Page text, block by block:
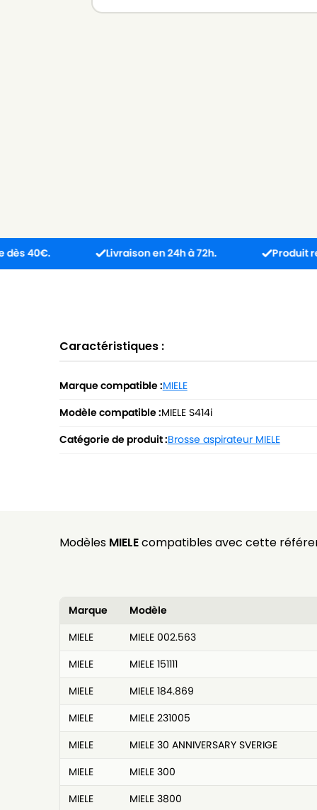
Livraison en 24h à 72h. Produit reçu
Caractéristiques :
Marque compatible :MIELE
Modèle compatible :MIELE S414i
Catégorie de produit :Brosse aspirateur MIELE
Modèles MIELEcompatibles avec cette
Marque
Modèle
MIELE
MIELE 002.563
MIELE
MIELE 151111
MIELE
MIELE 184.869
MIELE
MIELE 231005
MIELE
MIELE 30 ANNIVERSARY SVERIGE
MIELE
MIELE 300
MIELE
MIELE 3800